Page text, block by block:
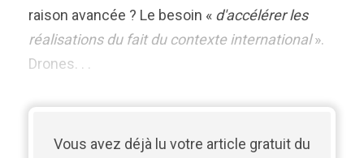
raison avancée ? Le besoin « d'accélérer les
réalisations du fait du contexte international».
Drones. . .
Vous avez déjà lu votre article gratuit du